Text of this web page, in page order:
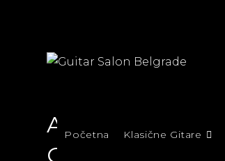
Početna Klasične Gitare
Augustine
Classic Red